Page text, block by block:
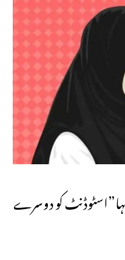
کو دوسرے